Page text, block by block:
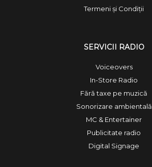
Termeni și Condiții
SERVICII RADIO
Voiceovers
In-Store Radio
Fără taxe pe muzică
Sonorizare ambientală
MC & Entertainer
Publicitate radio
Digital Signage